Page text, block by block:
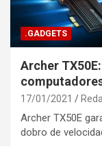
.GADGETS
Archer
17/01/2021
Archer TX50E
dobro de